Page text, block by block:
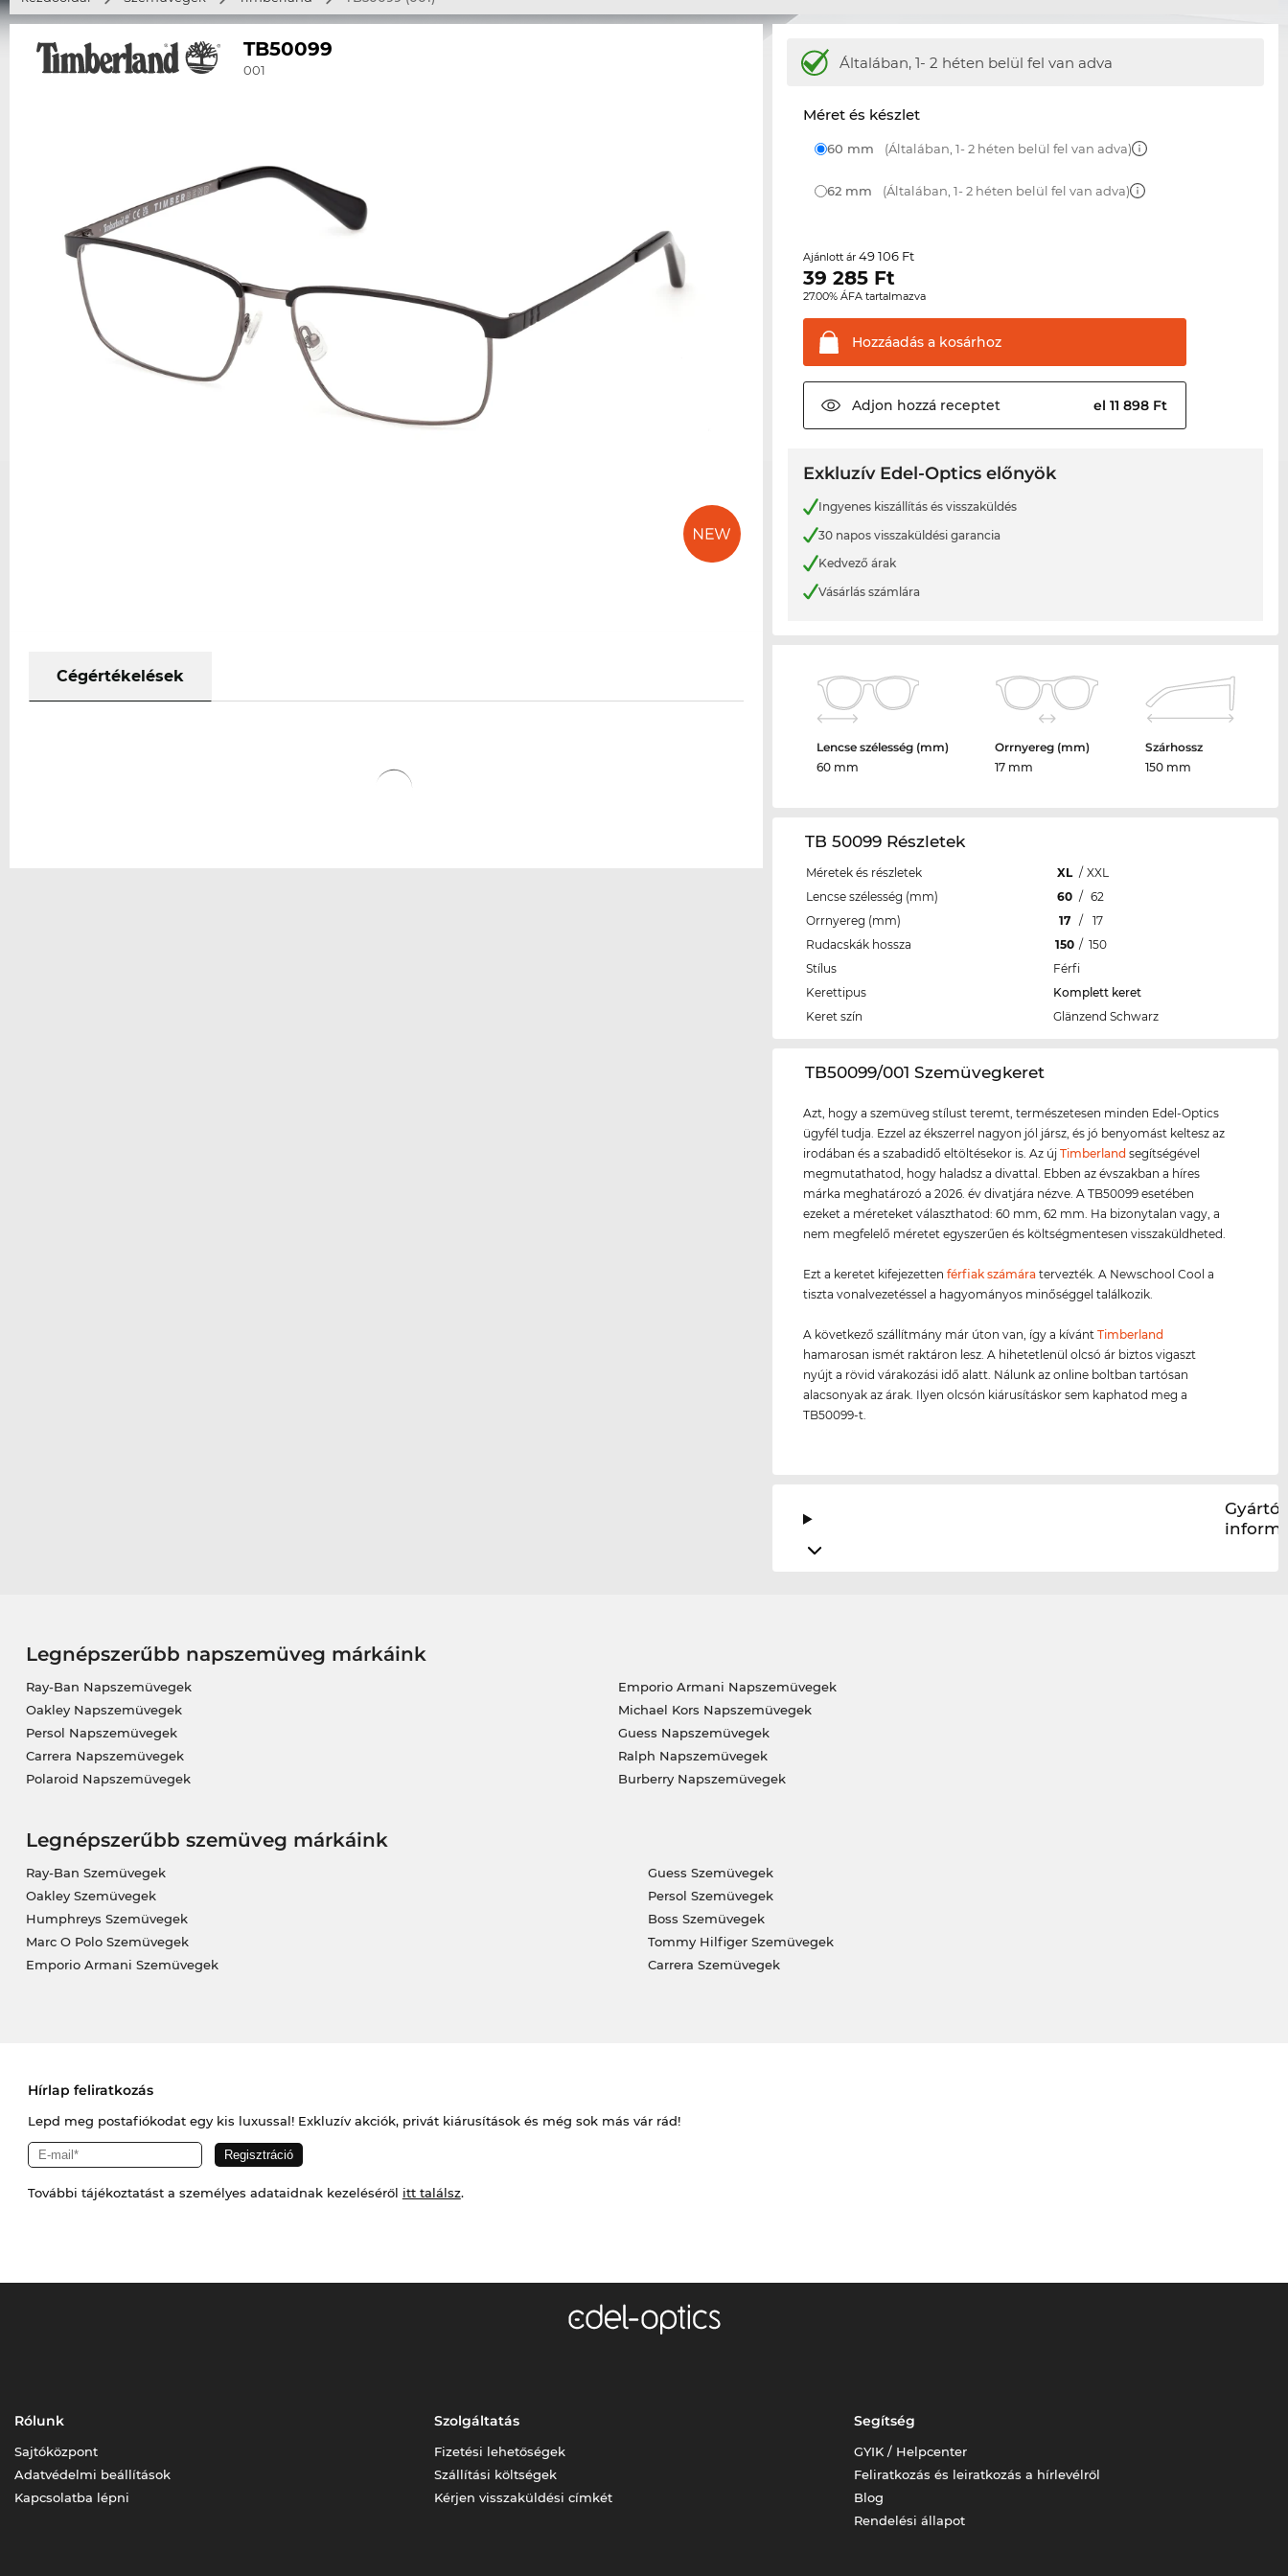
TB50099
001
Cégértékelések
Általában, 1- 2 héten belül fel van adva
Méret és készlet
60 mm (Általában, 1- 2 héten belül fel van adva)
62 mm (Általában, 1- 2 héten belül fel van adva)
Ajánlott ár49 106 Ft
39 285 Ft
27.00% ÁFA tartalmazva
Hozzáadás a kosárhoz
Adjon hozzá receptet el 11 898 Ft
Exkluzív Edel-Optics előnyök
Ingyenes kiszállítás és visszaküldés
30 napos visszaküldési garancia
Kedvező árak
Vásárlás számlára
Lencse szélesség (mm)
60 mm
Orrnyereg (mm)
17 mm
Szárhossz
150 mm
TB 50099 Részletek
Méretek és részletek XL / XXL
Lencse szélesség (mm)
60 / 62
Orrnyereg (mm)
17 /
17
Rudacskák hossza
150 / 150
Stílus
Férfi
Kerettipus
Komplett keret
Keret szín
Glänzend Schwarz
‌TB50099/001 Szemüvegkeret
Azt, hogy a szemüveg stílust teremt, természetesen minden Edel-Optics
ügyfél tudja. Ezzel az ékszerrel nagyon jól jársz, és jó benyomást keltesz az
irodában és a szabadidő eltöltésekor is. Az újTimberland segítségével
megmutathatod, hogy haladsz a divattal. Ebben az évszakban a híres
márka meghatározó a 2026. év divatjára nézve. A TB50099 esetében
ezeket a méreteket választhatod: 60 mm, 62 mm. Ha bizonytalan vagy, a
nem megfelelő méretet egyszerűen és költségmentesen visszaküldheted.
Ezt a keretet kifejezettenférfiak számára tervezték. A Newschool Cool a
tiszta vonalvezetéssel a hagyományos minőséggel találkozik.
A következő szállítmány már úton van, így a kívántTimberland
hamarosan ismét raktáron lesz. A hihetetlenül olcsó ár biztos vigaszt
nyújt a rövid várakozási idő alatt. Nálunk az online boltban tartósan
alacsonyak az árak. Ilyen olcsón kiárusításkor sem kaphatod meg a
TB50099-t.
Gyártói
Legnépszerűbb napszemüveg márkáink
Ray-Ban Napszemüvegek
Oakley Napszemüvegek
Persol Napszemüvegek
Carrera Napszemüvegek
Polaroid Napszemüvegek
Emporio Armani Napszemüvegek
Michael Kors Napszemüvegek
Guess Napszemüvegek
Ralph Napszemüvegek
Burberry Napszemüvegek
Legnépszerűbb szemüveg márkáink
Ray-Ban Szemüvegek
Oakley Szemüvegek
Humphreys Szemüvegek
Marc O Polo Szemüvegek
Emporio Armani Szemüvegek
Guess Szemüvegek
Persol Szemüvegek
Boss Szemüvegek
Tommy Hilfiger Szemüvegek
Carrera Szemüvegek
Hírlap feliratkozás
Lepd meg postafiókodat egy kis luxussal! Exkluzív akciók, privát kiárusítások és még sok más vár rád!
További tájékoztatást a személyes adataidnak kezeléséről itt találsz.
Rólunk
Sajtóközpont
Adatvédelmi beállítások
Kapcsolatba lépni
Szolgáltatás
Fizetési lehetőségek
Szállítási költségek
Kérjen visszaküldési címkét
Segítség
GYIK / Helpcenter
Feliratkozás és leiratkozás a hírlevélről
Blog
Rendelési állapot